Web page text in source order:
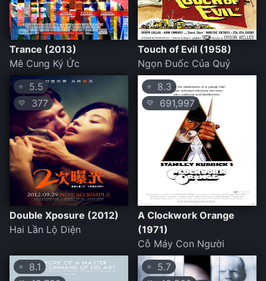
Trance (2013)
Mê Cung Ký Ức
Touch of Evil (1958)
Ngọn Đuốc Của Quỷ
⭐ 5.5
💛 377
Double Xposure (2012)
Hai Lần Lộ Diện
⭐ 8.3
💛 691,997
A Clockwork Orange
(1971)
Cỗ Máy Con Người
⭐ 8.1 ⭐ 5.7